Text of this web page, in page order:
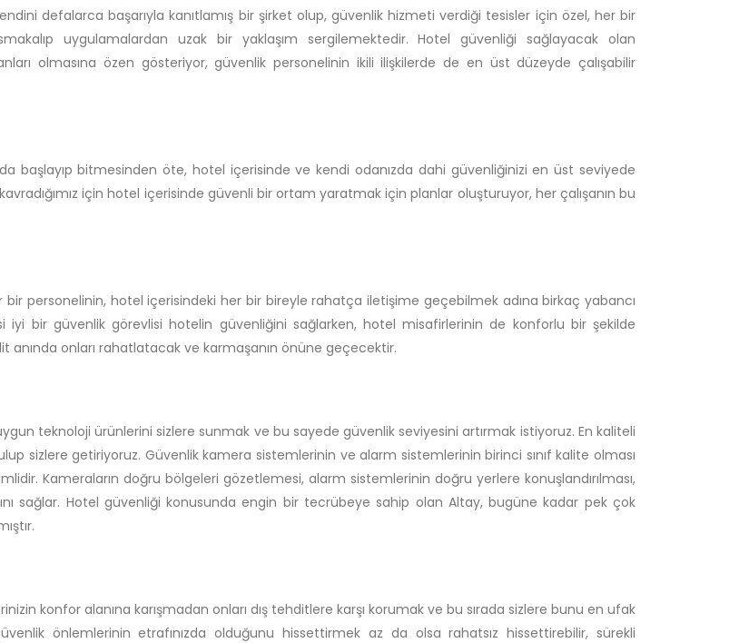
defalarca başarıyla kanıtlamış bir şirket olup, güvenlik hizmeti verdiği tesisler için özel, her bir
uygulamalardan uzak bir yaklaşım sergilemektedir. Hotel güvenliği sağlayacak olan
olmasına özen gösteriyor, güvenlik personelinin ikili ilişkilerde de en üst düzeyde çalışabilir
başlayıp bitmesinden öte, hotel içerisinde ve kendi odanızda dahi güvenliğinizi en üst seviyede
için hotel içerisinde güvenli bir ortam yaratmak için planlar oluşturuyor, her çalışanın bu
bir personelinin, hotel içerisindeki her bir bireyle rahatça iletişime geçebilmek adına birkaç yabancı
bir güvenlik görevlisi hotelin güvenliğini sağlarken, hotel misafirlerinin de konforlu bir şekilde
onları rahatlatacak ve karmaşanın önüne geçecektir.
teknoloji ürünlerini sizlere sunmak ve bu sayede güvenlik seviyesini artırmak istiyoruz. En kaliteli
sizlere getiriyoruz. Güvenlik kamera sistemlerinin ve alarm sistemlerinin birinci sınıf kalite olması
Kameraların doğru bölgeleri gözetlemesi, alarm sistemlerinin doğru yerlere konuşlandırılması,
sağlar. Hotel güvenliği konusunda engin bir tecrübeye sahip olan Altay, bugüne kadar pek çok
konfor alanına karışmadan onları dış tehditlere karşı korumak ve bu sırada sizlere bunu en ufak
önlemlerinin etrafınızda olduğunu hissettirmek az da olsa rahatsız hissettirebilir, sürekli